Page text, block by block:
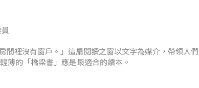
裡沒有窗戶。」這扇閱讀之窗以文字為媒介，帶領人們
薄的「橋梁書」應是最適合的讀本。